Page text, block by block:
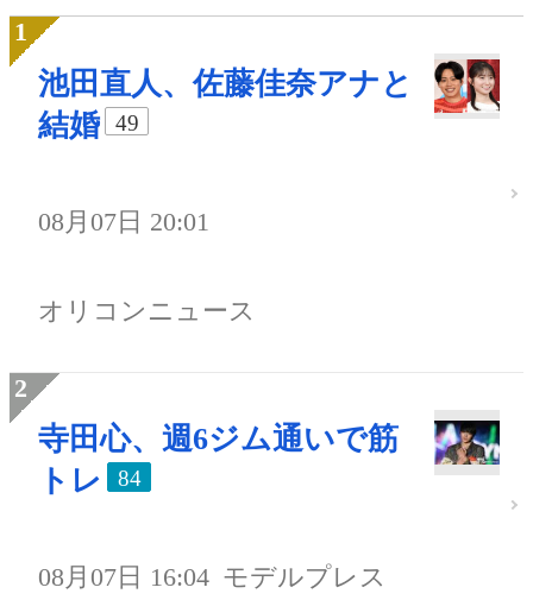
池田直人、佐藤佳奈アナと
結婚
49
08月07日 20:01
オリコンニュース
寺田心、週6ジム通いで筋
トレ
84
08月07日 16:04 モデルプレス